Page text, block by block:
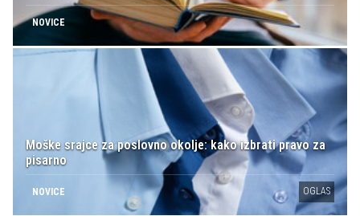
NOVICE
Moške srajce za poslovno okolje: kako izbrati pravo za
pisarno
NOVICE OGLAS